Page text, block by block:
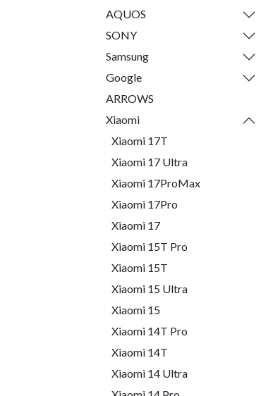
AQUOS
SONY
Samsung
Google
ARROWS
Xiaomi
Xiaomi 17T
Xiaomi 17 Ultra
Xiaomi 17ProMax
Xiaomi 17Pro
Xiaomi 17
Xiaomi 15T Pro
Xiaomi 15T
Xiaomi 15 Ultra
Xiaomi 15
Xiaomi 14T Pro
Xiaomi 14T
Xiaomi 14 Ultra